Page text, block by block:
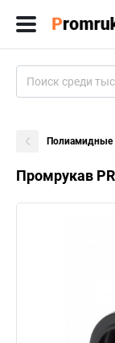
Полиамидные
Промрукав